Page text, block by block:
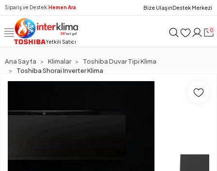
Sipariş ve Destek:Hemen Ara Bize UlaşınDestek Merkezi
Yetkili Satıcı
0
Ana Sayfa Klimalar
Toshiba Duvar Tipi Klima
Toshiba Shorai Inverter Klima